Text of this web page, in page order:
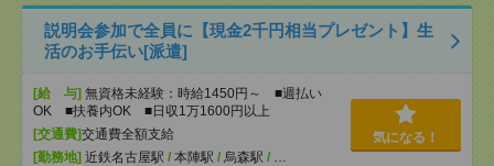
説明会参加で全員に【現金2千円相当プレゼント】生
活のお手伝い[派遣]
[給 与] 無資格未経験：時給1450円～ ■週払い
OK ■扶養内OK ■日収1万1600円以上
[交通費]交通費全額支給
[勤務地] 近鉄名古屋駅 / 本陣駅 / 烏森駅 / …
気になる！